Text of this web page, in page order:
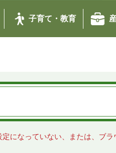
子育て・教育
になっていない、または、ブ